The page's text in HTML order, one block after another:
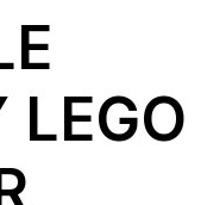
LEGO